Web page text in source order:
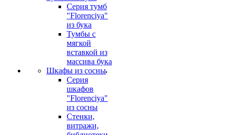
Серия тумб
"Florenciya"
из бука
Тумбы с
мягкой
вставкой из
массива бука
Шкафы из сосны
Серия
шкафов
"Florenciya"
из сосны
Стенки,
витражи,